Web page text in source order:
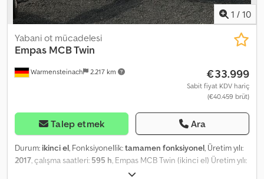
1 / 10
Warmensteinach 2.217 km
Yabani ot mücadelesi
Empas MCB Twin
€33.999
Sabit fiyat KDV hariç
(€40.459 brüt)
Talep etmek Ara
Durum: ikinci el, Fonksiyonellik:tamamen fonksiyonel, Üretim yılı:
2017, çalışma saatleri: 595 h, Empas MCB Twin (ikinci el) Üretim yılı:
08/2017 Çalışma saati: yaklaşık 556 saat Kapasite: Dakikada 2 x 12